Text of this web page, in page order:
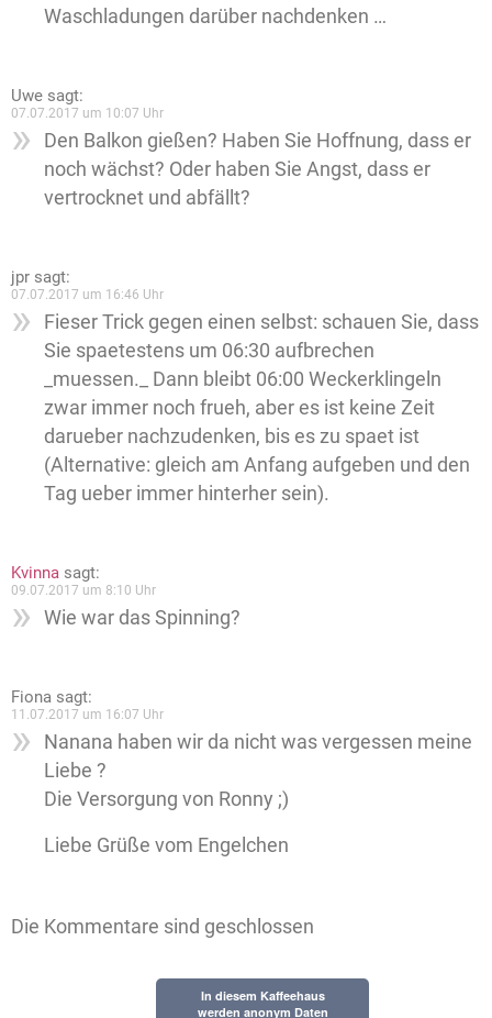
Waschladungen darüber nachdenken …
Uwe sagt:
07.07.2017 um 10:07 Uhr
Den Balkon gießen? Haben Sie Hoffnung, dass er
noch wächst? Oder haben Sie Angst, dass er
vertrocknet und abfällt?
jpr sagt:
07.07.2017 um 16:46 Uhr
Fieser Trick gegen einen selbst: schauen Sie, dass
Sie spaetestens um 06:30 aufbrechen
_muessen._ Dann bleibt 06:00 Weckerklingeln
zwar immer noch frueh, aber es ist keine Zeit
darueber nachzudenken, bis es zu spaet ist
(Alternative: gleich am Anfang aufgeben und den
Tag ueber immer hinterher sein).
Kvinna sagt:
09.07.2017 um 8:10 Uhr
Wie war das Spinning?
Fiona sagt:
11.07.2017 um 16:07 Uhr
Nanana haben wir da nicht was vergessen meine
Liebe ?
Die Versorgung von Ronny ;)
Liebe Grüße vom Engelchen
Die Kommentare sind geschlossen
In diesem Kaffeehaus
werden anonym Daten